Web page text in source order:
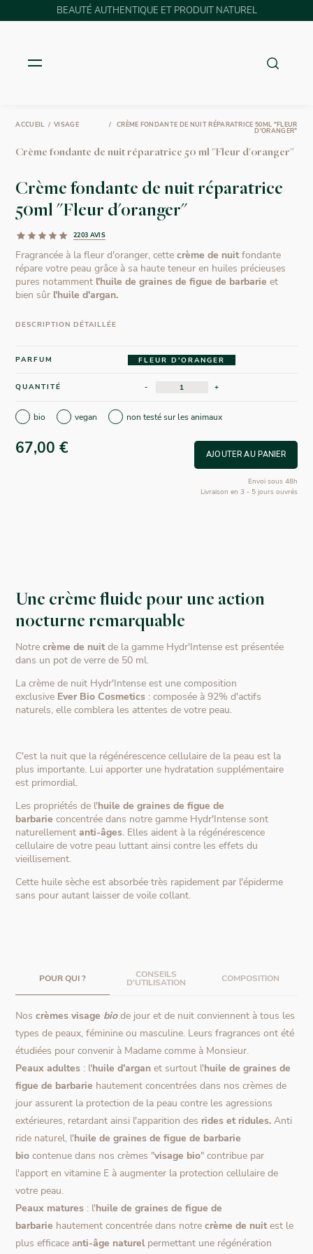
BEAUTÉ AUTHENTIQUE ET PRODUIT NATUREL
Crème fondante de nuit réparatrice 50 ml "Fleur d'oranger"
ACCUEIL VISAGE CRÈME FONDANTE DE NUIT RÉPARATRICE 50ML "FLEUR
D'ORANGER"
Crème fondante de nuit réparatrice
50ml "Fleur d'oranger"
2203 AVIS
Fragrancée à la fleur d'oranger, cette crème de nuitfondante
répare votre peau grâce à sa haute teneur en huiles précieuses
pures notamment l'huile de graines de figue de barbarieet
bien sûr l'huile d'argan.
DESCRIPTION DÉTAILLÉE
PARFUM FLEUR D'ORANGER
QUANTITÉ - +
bio vegan non testé sur les animaux
67,00 € AJOUTER AU PANIER
Envoi sous 48h
Livraison en 3 - 5 jours ouvrés
Une crème fluide pour une action
nocturne remarquable
Notrecrème de nuitde la gamme Hydr'Intense est présentée
dans un pot de verre de 50 ml.
La crème de nuit Hydr'Intense est une composition
exclusive Ever Bio Cosmetics : composée à 92% d'actifs
naturels, elle comblera les attentes de votre peau.
C'est la nuit que la régénérescence cellulaire de la peau est la
plus importante. Lui apporter une hydratation supplémentaire
est primordial.
Les propriétés de l'huile de graines de figue de
barbarie concentrée dans notre gamme Hydr'Intense sont
naturellementanti-âges. Elles aident à la régénérescence
cellulaire de votre peau luttant ainsi contre les effets du
vieillisement.
Cette huile sèche est absorbée très rapidement par l'épiderme
sans pour autant laisser de voile collant.
POUR QUI ? CONSEILS
D'UTILISATION COMPOSITION
Noscrèmes visage biode jour et de nuit conviennent à tous les
types de peaux, féminine ou masculine. Leurs fragrances ont été
étudiées pour convenir à Madame comme à Monsieur.
Peaux adultes : l'huile d'argan et surtout l'huile de graines de
figue de barbarie hautement concentrées dans nos crèmes de
jour assurent la protection de la peau contre les agressions
extérieures, retardant ainsi l'apparition des rides et ridules.Anti
ride naturel, l'huile de graines de figue de barbarie
bio contenue dans nos crèmes "visage bio" contribue par
l'apport en vitamine E à augmenter la protection cellulaire de
votre peau.
Peaux matures : l'huile de graines de figue de
barbarie hautement concentrée dans notrecrème de nuitest le
plus efficace anti-âge naturelpermettant une régénération